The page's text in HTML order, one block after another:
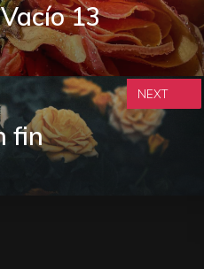
13
fin
NEXT